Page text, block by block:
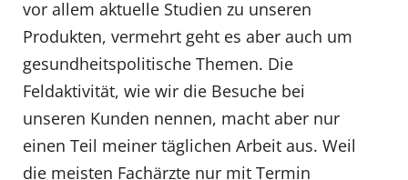
vor allem aktuelle Studien zu unseren
Produkten, vermehrt geht es aber auch um
gesundheitspolitische Themen. Die
Feldaktivität, wie wir die Besuche bei
unseren Kunden nennen, macht aber nur
einen Teil meiner täglichen Arbeit aus. Weil
die meisten Fachärzte nur mit Termin